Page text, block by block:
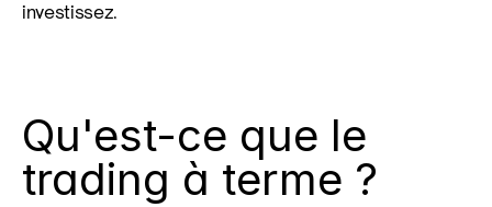
investissez.
Qu'est-ce que le
trading à terme ?